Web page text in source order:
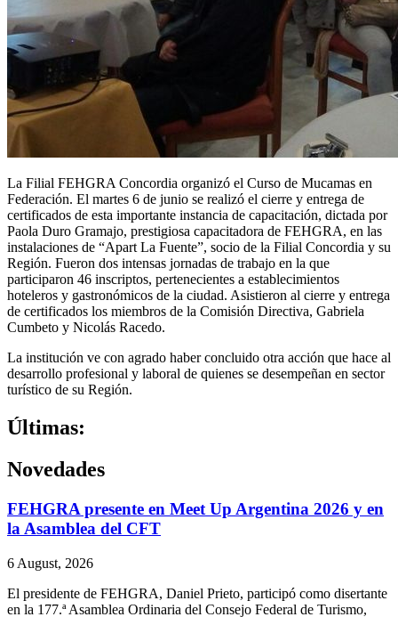
La Filial FEHGRA Concordia organizó el Curso de Mucamas en
Federación. El martes 6 de junio se realizó el cierre y entrega de
certificados de esta importante instancia de capacitación, dictada por
Paola Duro Gramajo, prestigiosa capacitadora de FEHGRA, en las
instalaciones de “Apart La Fuente”, socio de la Filial Concordia y su
Región. Fueron dos intensas jornadas de trabajo en la que
participaron 46 inscriptos, pertenecientes a establecimientos
hoteleros y gastronómicos de la ciudad. Asistieron al cierre y entrega
de certificados los miembros de la Comisión Directiva, Gabriela
Cumbeto y Nicolás Racedo.
La institución ve con agrado haber concluido otra acción que hace al
desarrollo profesional y laboral de quienes se desempeñan en sector
turístico de su Región.
Últimas:
Novedades
FEHGRA presente en Meet Up Argentina 2026 y en
la Asamblea del CFT
6 August, 2026
El presidente de FEHGRA, Daniel Prieto, participó como disertante
en la 177.ª Asamblea Ordinaria del Consejo Federal de Turismo,